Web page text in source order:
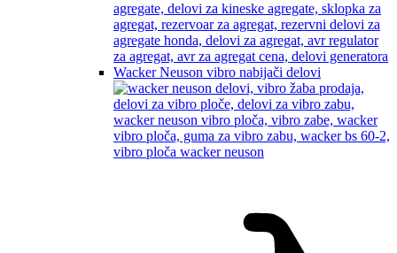
Wacker Neuson vibro nabijači delovi